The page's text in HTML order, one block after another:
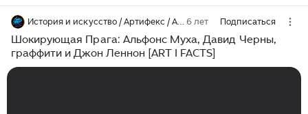
История и искусство / Артифекс / ARTIFEX.RU 6 лет Подписаться
Шокирующая Прага: Альфонс Муха, Давид Черны,
граффити и Джон Леннон [ART I FACTS]